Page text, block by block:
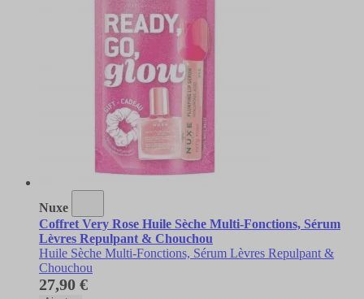
Nuxe
Coffret Very Rose Huile Sèche Multi-Fonctions, Sérum
Lèvres Repulpant & Chouchou
Huile Sèche Multi-Fonctions, Sérum Lèvres Repulpant &
Chouchou
27,90 €